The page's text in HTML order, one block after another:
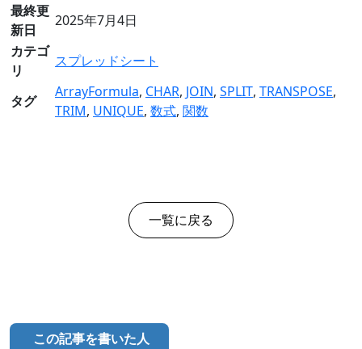
最終更
新日
2025年7月4日
カテゴ
リ
スプレッドシート
タグ
ArrayFormula, CHAR, JOIN, SPLIT, TRANSPOSE,
TRIM, UNIQUE, 数式, 関数
一覧に戻る
この記事を書いた人